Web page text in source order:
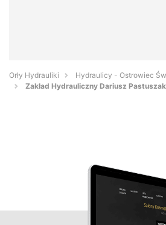
Orły Hydrauliki
Hydraulicy - Ostrowiec
Zakład Hydrauliczny Dariusz Pastuszak